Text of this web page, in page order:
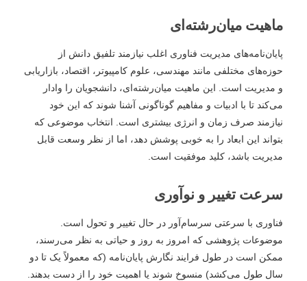
ماهیت میان‌رشته‌ای
پایان‌نامه‌های مدیریت فناوری اغلب نیازمند تلفیق دانش از
حوزه‌های مختلفی مانند مهندسی، علوم کامپیوتر، اقتصاد، بازاریابی
و مدیریت است. این ماهیت میان‌رشته‌ای، دانشجویان را وادار
می‌کند تا با ادبیات و مفاهیم گوناگونی آشنا شوند که این خود
نیازمند صرف زمان و انرژی بیشتری است. انتخاب موضوعی که
بتواند این ابعاد را به خوبی پوشش دهد، اما از نظر وسعت قابل
مدیریت باشد، کلید موفقیت است.
سرعت تغییر و نوآوری
فناوری با سرعتی سرسام‌آور در حال تغییر و تحول است.
موضوعات پژوهشی که امروز به روز و حیاتی به نظر می‌رسند،
ممکن است در طول فرایند نگارش پایان‌نامه (که معمولاً یک تا دو
سال طول می‌کشد) منسوخ شوند یا اهمیت خود را از دست بدهند.